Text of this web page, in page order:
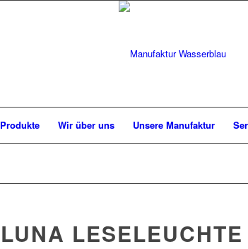
Produkte Wir über uns Unsere Manufaktur
LUNA